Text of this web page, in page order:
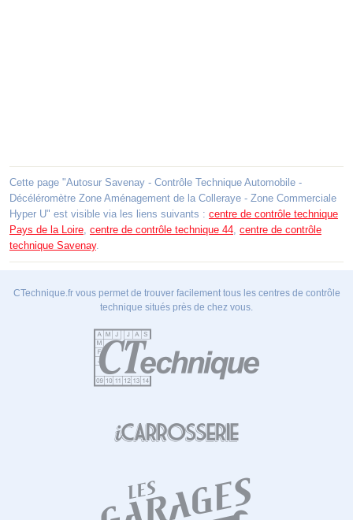
Cette page "Autosur Savenay - Contrôle Technique Automobile -
Décéléromètre Zone Aménagement de la Colleraye - Zone Commerciale
Hyper U" est visible via les liens suivants : centre de contrôle technique
Pays de la Loire, centre de contrôle technique 44, centre de contrôle
technique Savenay.
CTechnique.fr vous permet de trouver facilement tous les centres de contrôle
technique situés près de chez vous.